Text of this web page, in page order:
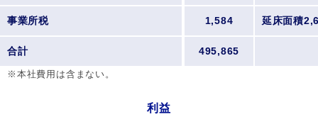
事業所税 1,584 延床面積
合計 495,865
※本社費用は含まない。
利益